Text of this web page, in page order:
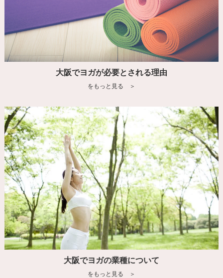
大阪でヨガが必要とされる理由
をもっと見る ＞
大阪でヨガの業種について
をもっと見る ＞